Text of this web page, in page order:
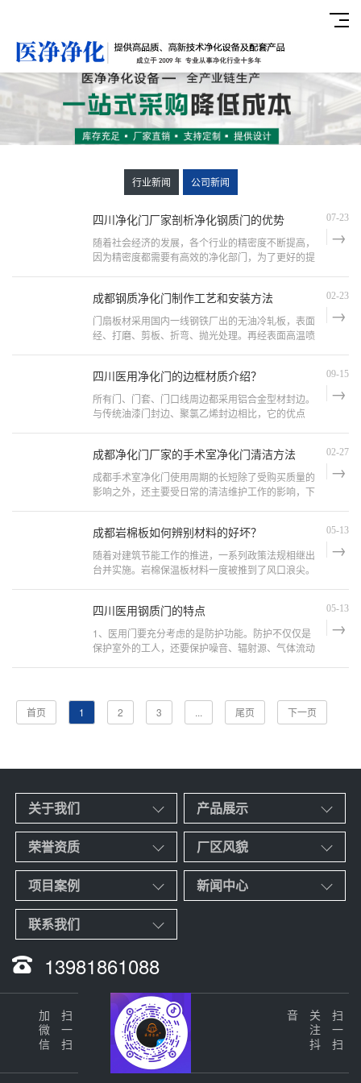
行业新闻 公司新闻
四川净化门厂家剖析净化钢质门的优势 07-23
随着社会经济的发展，各个行业的精密度不断提高，
因为精密度都需要有高效的净化部门，为了更好的提
成都钢质净化门制作工艺和安装方法 02-23
门扇板材采用国内一线钢铁厂出的无油冷轧板，表面
经、打磨、剪板、折弯、抛光处理。再经表面高温喷
四川医用净化门的边框材质介绍？ 09-15
所有门、门套、门口线周边都采用铝合金型材封边。
与传统油漆门封边、聚氯乙烯封边相比，它的优点
成都净化门厂家的手术室净化门清洁方法 02-27
成都手术室净化门使用周期的长短除了受购买质量的
影响之外，还主要受日常的清洁维护工作的影响，下
成都岩棉板如何辨别材料的好坏？ 05-13
随着对建筑节能工作的推进，一系列政策法规相继出
台并实施。岩棉保温板材料一度被推到了风口浪尖。
四川医用钢质门的特点 05-13
1、医用门要充分考虑的是防护功能。防护不仅仅是
保护室外的工人，还要保护噪音、辐射源、气体流动
首页 1 2 3 ... 尾页 下一页
关于我们 产品展示
荣誉资质 厂区风貌
项目案例 新闻中心
联系我们
13981861088
扫一扫
加微信 扫一扫
关
注
抖
音